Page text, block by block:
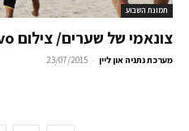
תמונת השבוע
צונאמי של שערים/ צילום starvo
מערכת נתניה און ליין -
23/07/2015